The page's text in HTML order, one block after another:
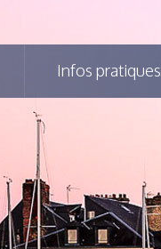
Infos pratiques